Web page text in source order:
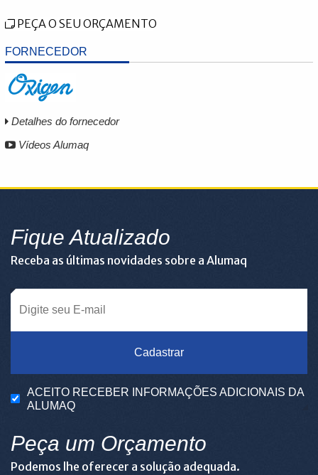
FORNECEDOR
Detalhes do fornecedor
Vídeos Alumaq
PEÇA O SEU ORÇAMENTO
Fique Atualizado
Receba as últimas novidades sobre a Alumaq
Cadastrar
ACEITO RECEBER INFORMAÇÕES ADICIONAIS DA
ALUMAQ
Peça um Orçamento
Podemos lhe oferecer a solução adequada.